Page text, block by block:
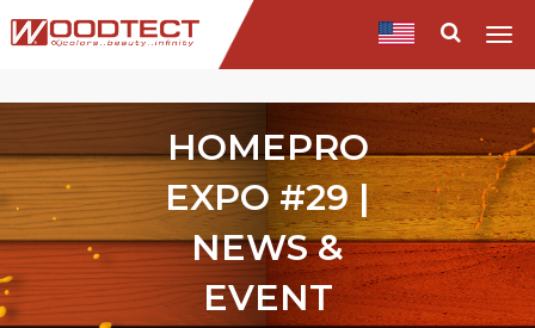
HOMEPRO
EXPO #29 |
NEWS &
EVENT